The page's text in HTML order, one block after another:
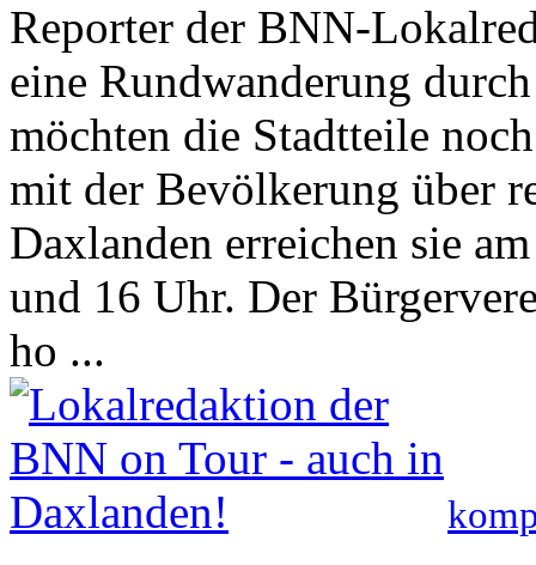
Reporter der BNN-
eine Rundwanderung
möchten die Stadtteile
mit der Bevölkerung über
Daxlanden erreichen sie
und 16 Uhr. Der
ho ...